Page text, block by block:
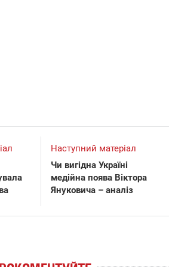
Наступний матеріал
Чи вигідна Україні
медійна поява Віктора
Януковича – аналіз